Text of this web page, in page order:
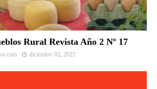
Rural Revista Año 2 Nº 17
diciembre 02, 2022